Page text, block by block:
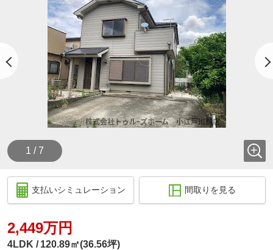
1 / 7
支払いシミュレーション 間取りを見る
2,449万円
4LDK 120.89㎡(36.56坪)